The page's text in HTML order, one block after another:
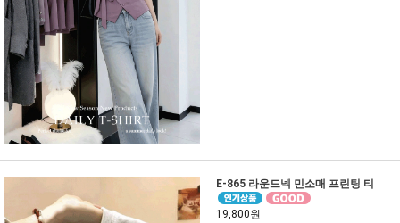
E-865 라운드넥 민소매 프린팅 티
19,800원